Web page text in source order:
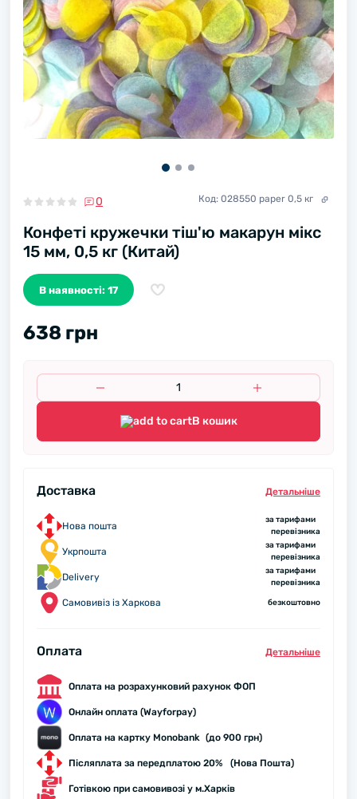
0 Код: 028550 paper 0,5 кг
Конфеті кружечки тіш'ю макарун мікс
15 мм, 0,5 кг (Китай)
В наявності: 17
638 грн
В кошик
Доставка Детальнiше
Нова пошта
за тарифами
перевізника
Укрпошта
за тарифами
перевізника
Delivery
за тарифами
перевізника
Самовивіз із Харкова безкоштовно
Оплата Детальнiше
Оплата на розрахунковий рахунок ФОП
Онлайн оплата (Wayforpay)
Оплата на картку Monobank (до 900 грн)
Післяплата за передплатою 20% (Нова Пошта)
Готівкою при самовивозі у м.Харків